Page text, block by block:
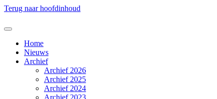
Terug naar hoofdinhoud
Home
Nieuws
Archief
Archief 2026
Archief 2025
Archief 2024
Archief 2023